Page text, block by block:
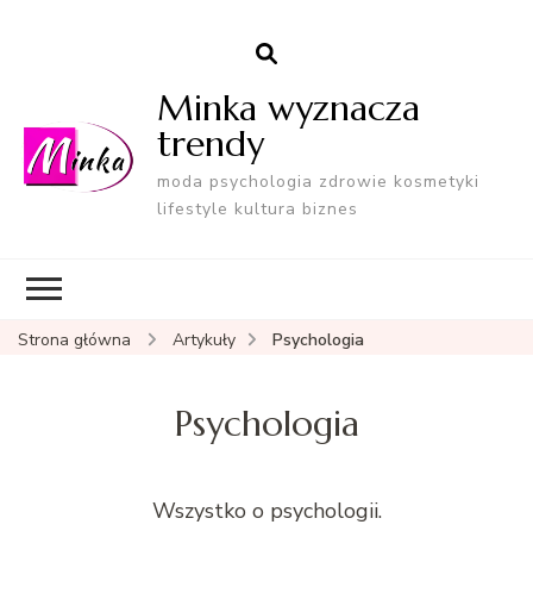
Minka wyznacza
trendy
moda psychologia zdrowie kosmetyki
lifestyle kultura biznes
Strona główna Artykuły Psychologia
Psychologia
Wszys­tko o psy­chologii.